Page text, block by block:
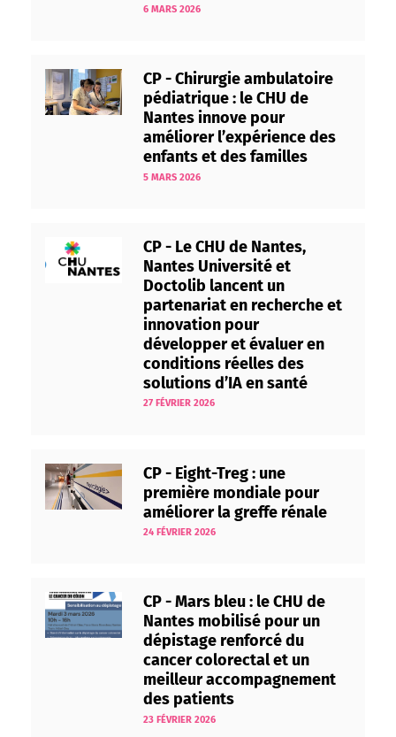
6 MARS 2026
CP - Chirurgie ambulatoire
pédiatrique : le CHU de
Nantes innove pour
améliorer l’expérience des
enfants et des familles
5 MARS 2026
CP - Le CHU de Nantes,
Nantes Université et
Doctolib lancent un
partenariat en recherche et
innovation pour
développer et évaluer en
conditions réelles des
solutions d’IA en santé
27 FÉVRIER 2026
CP - Eight-Treg : une
première mondiale pour
améliorer la greffe rénale
24 FÉVRIER 2026
CP - Mars bleu : le CHU de
Nantes mobilisé pour un
dépistage renforcé du
cancer colorectal et un
meilleur accompagnement
des patients
23 FÉVRIER 2026